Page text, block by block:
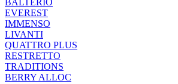
BALTERIO
EVEREST
IMMENSO
LIVANTI
QUATTRO PLUS
RESTRETTO
TRADITIONS
BERRY ALLOC